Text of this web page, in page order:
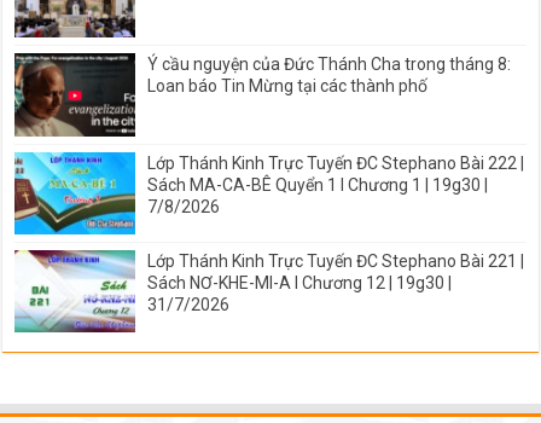
Ý cầu nguyện của Đức Thánh Cha trong tháng 8:
Loan báo Tin Mừng tại các thành phố
Lớp Thánh Kinh Trực Tuyến ĐC Stephano Bài 222 |
Sách MA-CA-BÊ Quyển 1 I Chương 1 | 19g30 |
7/8/2026
Lớp Thánh Kinh Trực Tuyến ĐC Stephano Bài 221 |
Sách NƠ-KHE-MI-A I Chương 12 | 19g30 |
31/7/2026